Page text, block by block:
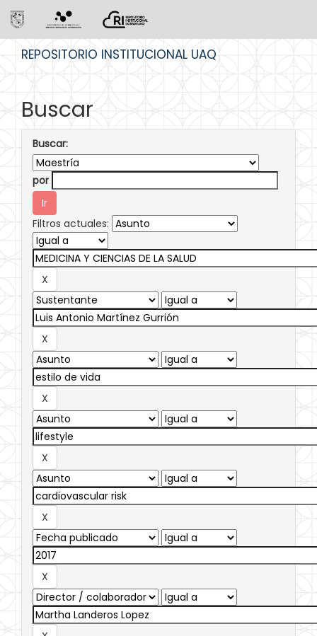
REPOSITORIO INSTITUCIONAL UAQ
Buscar
Buscar:
por
Filtros actuales: